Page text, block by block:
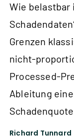
Wie belastbar
Grenzen
nicht-
Processed-
Ableitung
Richard Tunnard